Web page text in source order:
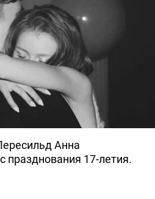
Анна
празднования 17-летия.